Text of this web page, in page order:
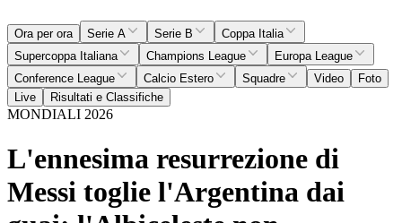
Ora per ora Serie A Serie B
Coppa Italia
Supercoppa Italiana
Champions League
Europa League
Conference League
Calcio Estero Squadre Video
Foto
Live
Risultati e Classifiche
MONDIALI 2026
L'ennesima resurrezione di
Messi toglie l'Argentina dai